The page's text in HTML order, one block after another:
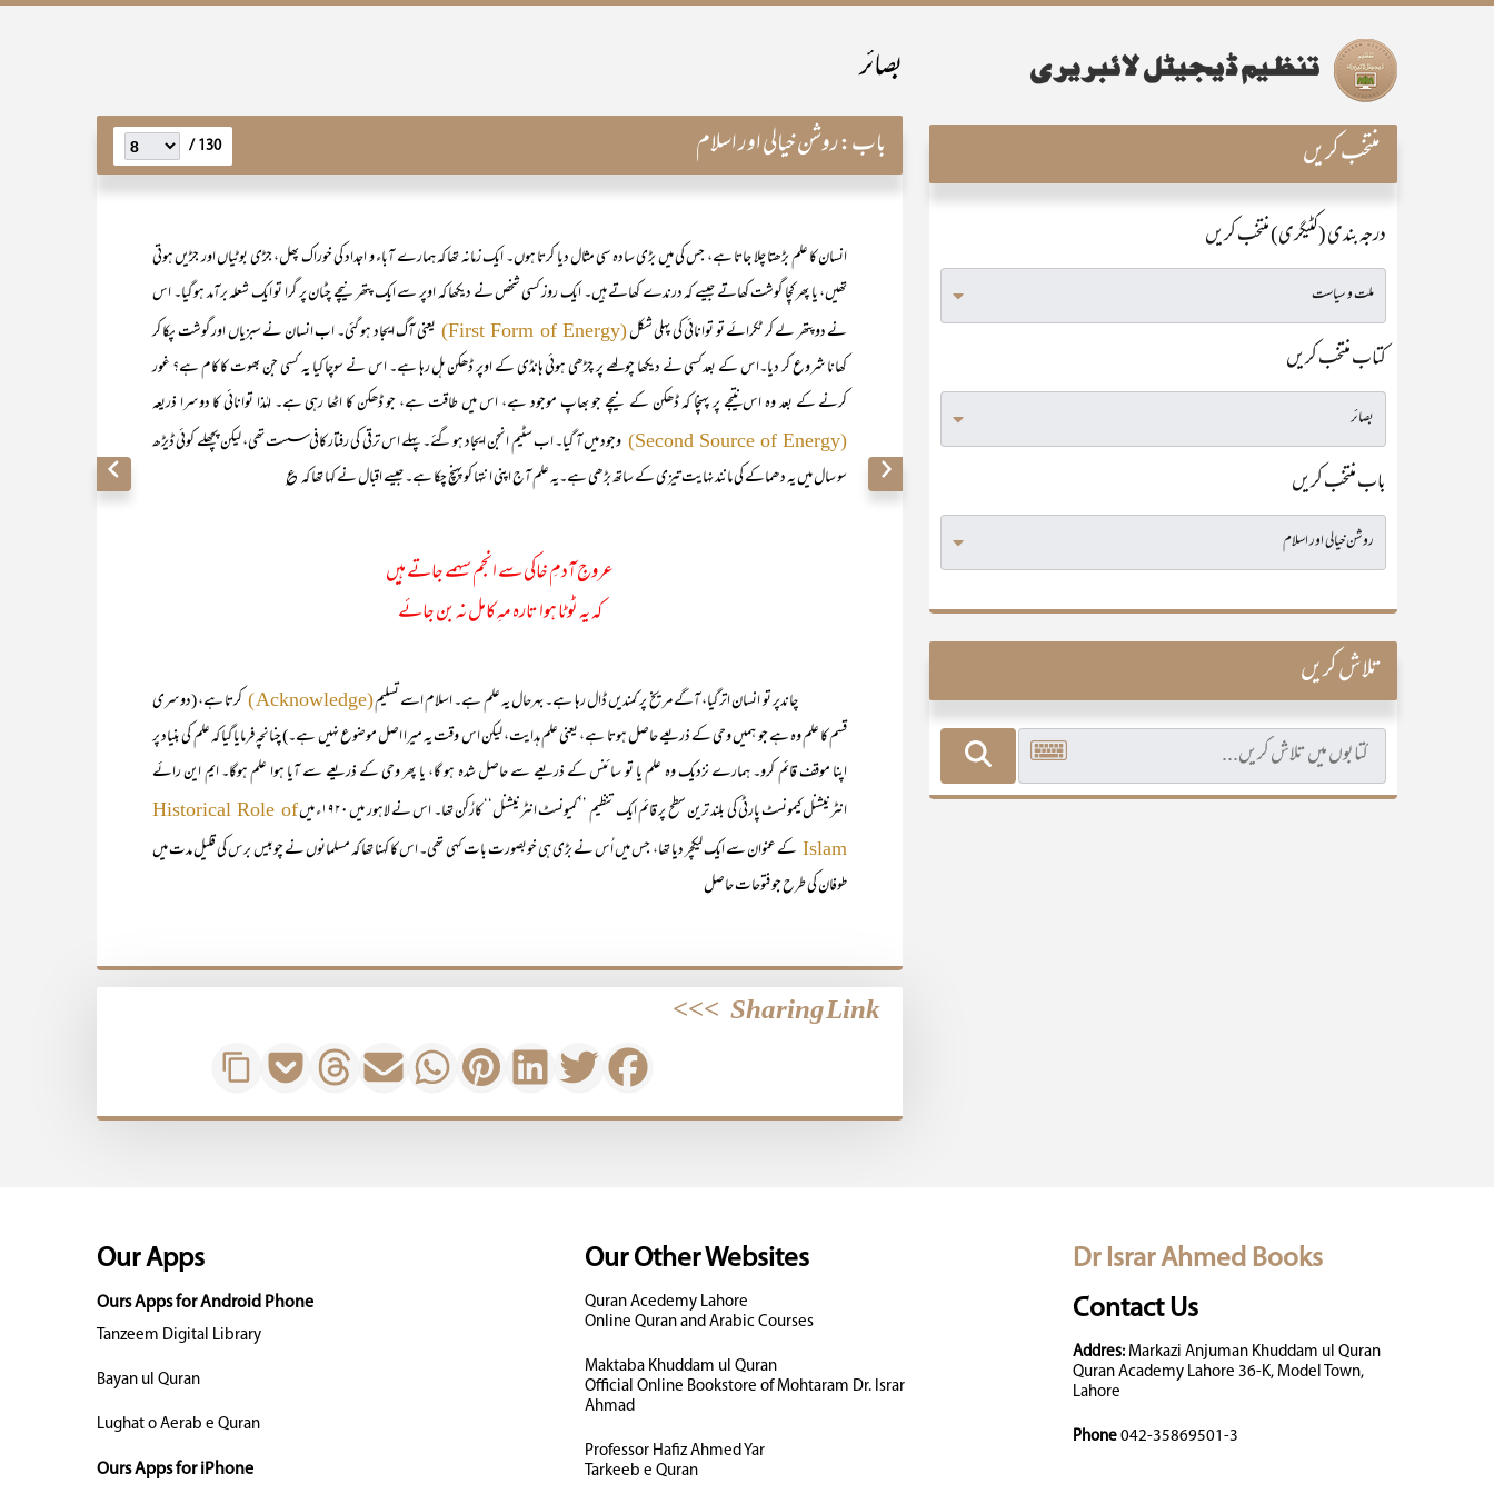
بصائر
باب:روشن خیالی اور اسلام 130 /
انسان کا علم بڑھتا چلا جاتا ہے، جس کی میں بڑی سادہ سی مثال دیا کرتا ہوں۔ ایک زمانہ تھا کہ ہمارے آباء و اجداد کی خوراک پھل، جڑی بوٹیاں اور جڑیں ہوتی
تھیں، یا پھر کچا گوشت کھاتے جیسے کہ درندے کھاتے ہیں۔ ایک روز کسی شخص نے دیکھا کہ اوپر سے ایک پتھر نیچے چٹان پر گرا تو ایک شعلہ برآمد ہو گیا۔ اس
نے دو پتھر لے کر ٹکرائے تو توانائی کی پہلی شکل(First Form of Energy)
یعنی آگ ایجاد ہو گئی۔ اب انسان نے سبزیاں اور گوشت پکا کر
کھانا شروع کر دیا۔اس کے بعدکسی نے دیکھا چولھے پر چڑھی ہوئی ہانڈی کے اوپر ڈھکن ہل رہا ہے۔ اس نے سوچا کیا یہ کسی جن بھوت کا کام ہے؟ غور
کرنے کے بعد وہ اس نتیجے پر پہنچا کہ ڈھکن کے نیچے جو بھاپ موجود ہے، اس میں طاقت ہے، جو ڈھکن کا اٹھا رہی ہے۔ لہٰذا توانائی کا دوسرا ذریعہ
(Second Source of Energy)
وجود میں آ گیا۔ اب سٹیم انجن ایجاد ہو گئے۔ پہلے اس ترقی کی رفتار کافی سست تھی، لیکن پچھلے کوئی ڈیڑھ
سو سال میں یہ دھماکے کی مانند نہایت تیزی کے ساتھ بڑھی ہے۔یہ علم آج اپنی انتہا کو پہنچ چکا ہے۔ جیسے اقبال نے کہا تھا کہ ؏
عروجِ آدمِ خاکی سے انجم سہمے جاتے ہیں
کہ یہ ٹوٹا ہوا تارہ مہِ کامل نہ بن جائے
چاندپر تو انسان اتر گیا، آگے مریخ پر کمندیں ڈال رہا ہے۔ بہرحال یہ علم ہے۔ اسلام اسے تسلیم(Acknowledge)
کرتا ہے، (دوسری
قسم کا علم وہ ہے جو ہمیں وحی کے ذریعے حاصل ہوتا ہے، یعنی علم ہدایت، لیکن اس وقت یہ میرا اصل موضوع نہیں ہے۔) چنانچہ فرمایا گیا کہ علم کی بنیاد پر
اپنا موقف قائم کرو۔ ہمارے نزدیک وہ علم یا تو سائنس کے ذریعے سے حاصل شدہ ہو گا، یا پھر وحی کے ذریعے سے آیا ہوا علم ہوگا۔ ایم این رائے
انٹرنیشنل کیمونسٹ پارٹی کی بلند ترین سطح پر قائم ایک تنظیم ’’کمیونسٹ انٹرنیشنل‘‘ کارُکن تھا۔ اس نے لاہور میں ۱۹۲۰ء میں
Historical Role of
Islam کے عنوان سے ایک لیکچر دیا تھا، جس میں اُس نے بڑی ہی خوبصورت بات کہی تھی۔ اس کا کہنا تھا کہ مسلمانوں نے چوبیس برس کی قلیل مدت میں
طوفان کی طرح جو فتوحات حاصل
Sharing Link
>>>
منتخب کریں
درجہ بندی (کٹیگری) منتخب کریں
کتاب منتخب کریں
باب منتخب کریں
تلاش کریں
Dr Israr Ahmed Books
Contact Us
Addres:Markazi Anjuman Khuddam ul Quran
Quran Academy Lahore 36-K, Model Town,
Lahore
Phone 042-35869501-3
Our Other Websites
Quran Acedemy Lahore
Online Quran and Arabic Courses
Maktaba Khuddam ul Quran
Official Online Bookstore of Mohtaram Dr. Israr
Ahmad
Professor Hafiz Ahmed Yar
Tarkeeb e Quran
Our Apps
Ours Apps for Android Phone
Tanzeem Digital Library
Bayan ul Quran
Lughat o Aerab e Quran
Ours Apps for iPhone